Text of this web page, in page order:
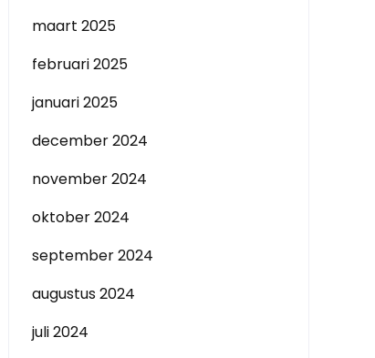
maart 2025
februari 2025
januari 2025
december 2024
november 2024
oktober 2024
september 2024
augustus 2024
juli 2024